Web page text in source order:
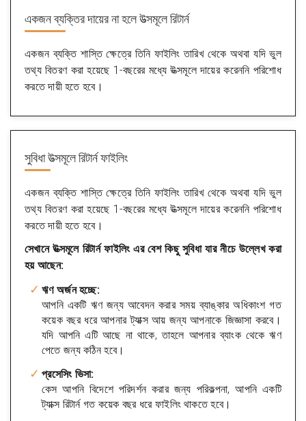
একজন ব্যক্তির দায়ের না হলেউত্সমূলে রিটার্ন
একজন ব্যক্তি শাস্তি ক্ষেত্রে তিনি ফাইলিং তারিখ থেকে অথবা যদি ভুল
তথ্য বিতরণ করা হয়েছে 1-বছরের মধ্যে উত্সমূলে দায়ের করেননি পরিশোধ
করতে দায়ী হতে হবে।
সুবিধাউত্সমূলে রিটার্ন ফাইলিং
একজন ব্যক্তি শাস্তি ক্ষেত্রে তিনি ফাইলিং তারিখ থেকে অথবা যদি ভুল
তথ্য বিতরণ করা হয়েছে 1-বছরের মধ্যে উত্সমূলে দায়ের করেননি পরিশোধ
করতে দায়ী হতে হবে।
সেখানে উত্সমূলে রিটার্ন ফাইলিং এর বেশ কিছু সুবিধা যার নীচে উল্লেখ করা
হয় আছেন:
ঋণ অর্জন হচ্ছে:
আপনি একটি ঋণ জন্য আবেদন করার সময় ব্যাঙ্কার অধিকাংশ গত
কয়েক বছর ধরে আপনার ট্যাক্স আয় জন্য আপনাকে জিজ্ঞাসা করবে।
যদি আপনি এটি আছে না থাকে, তাহলে আপনার ব্যাংক থেকে ঋণ
পেতে জন্য কঠিন হবে।
প্রসেসিং ভিসা:
কেস আপনি বিদেশে পরিদর্শন করার জন্য পরিকল্পনা, আপনি একটি
ট্যাক্স রিটার্ন গত কয়েক বছর ধরে ফাইলিং থাকতে হবে।